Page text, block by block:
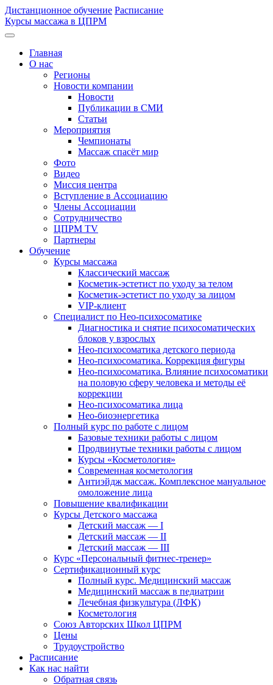
Дистанционное обучение Расписание
Курсы массажа в ЦПРМ
Главная
О нас
Регионы
Новости компании
Новости
Публикации в СМИ
Статьи
Мероприятия
Чемпионаты
Массаж спасёт мир
Фото
Видео
Миссия центра
Вступление в Ассоциацию
Члены Ассоциации
Сотрудничество
ЦПРМ TV
Партнеры
Oбучение
Курсы массажа
Классический массаж
Косметик-эстетист по уходу за телом
Косметик-эстетист по уходу за лицом
VIP-клиент
Специалист по Нео-психосоматике
Диагностика и снятие психосоматических
блоков у взрослых
Нео-психосоматика детского периода
Нео-психосоматика. Коррекция фигуры
Нео-психосоматика. Влияние психосоматики
на половую сферу человека и методы её
коррекции
Нео-психосоматика лица
Нео-биоэнергетика
Полный курс по работе с лицом
Базовые техники работы с лицом
Продвинутые техники работы с лицом
Курсы «Косметология»
Современная косметология
Антиэйдж массаж. Комплексное мануальное
омоложение лица
Повышение квалификации
Курсы Детского массажа
Детский массаж — I
Детский массаж — II
Детский массаж — III
Курс «Персональный фитнес-тренер»
Сертификационный курс
Полный курс. Медицинский массаж
Медицинский массаж в педиатрии
Лечебная физкультура (ЛФК)
Косметология
Союз Авторских Школ ЦПРМ
Цены
Трудоустройство
Расписание
Как нас найти
Обратная связь